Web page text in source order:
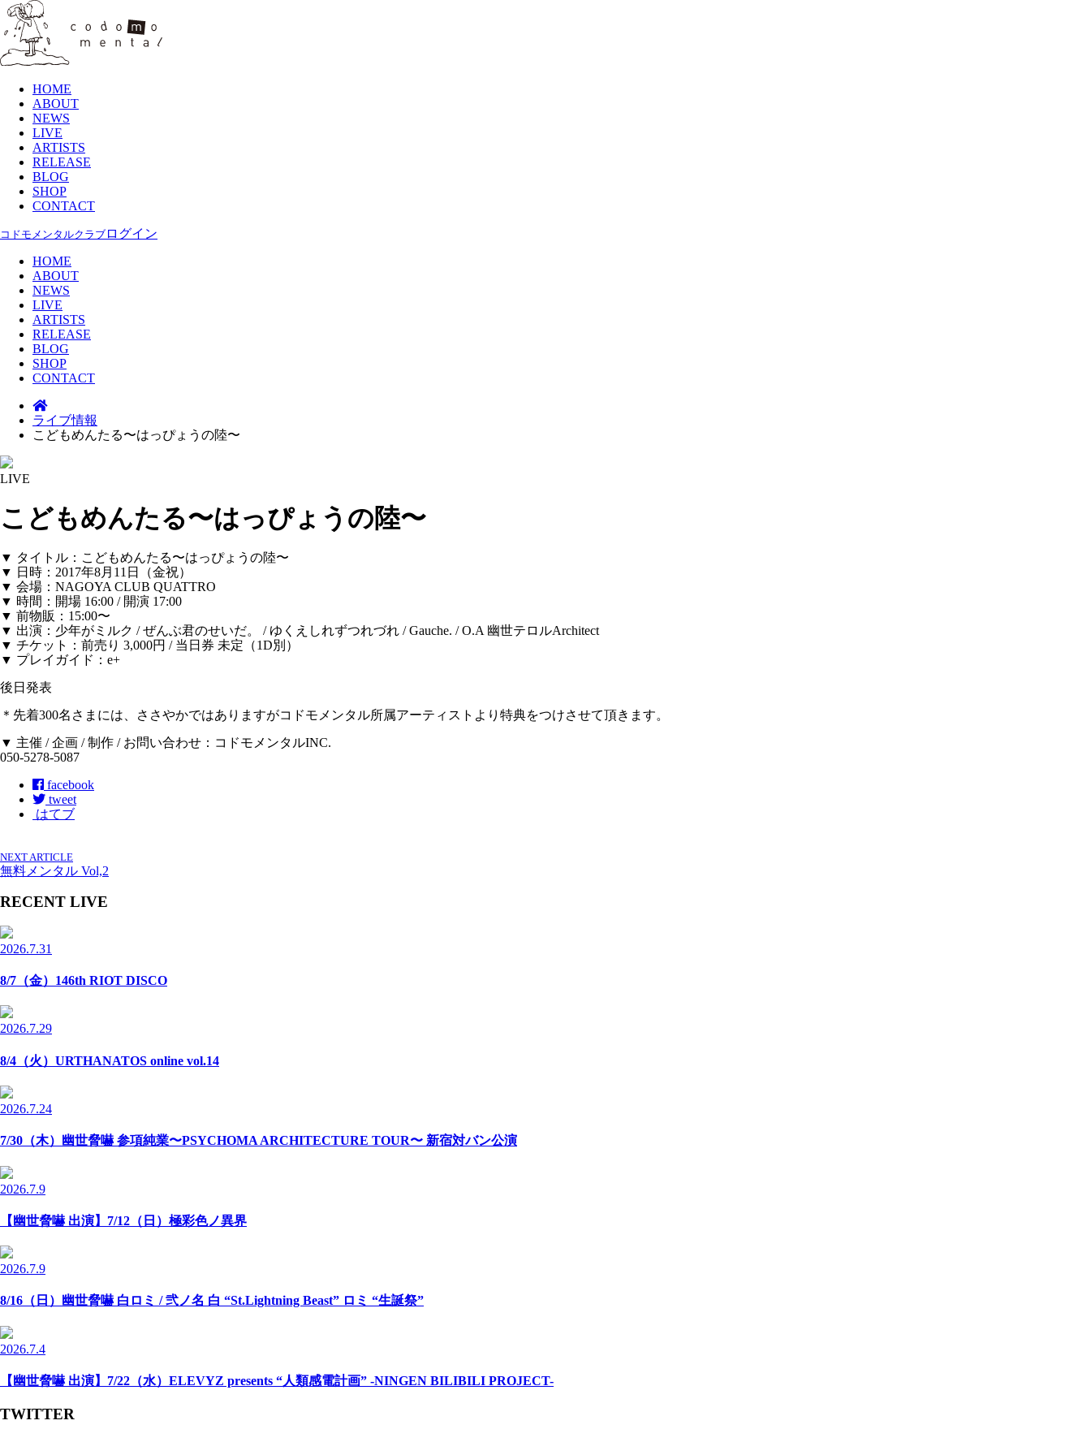
HOME
ABOUT
NEWS
LIVE
ARTISTS
RELEASE
BLOG
SHOP
CONTACT
コドモメンタルクラブ ログイン
HOME
ABOUT
NEWS
LIVE
ARTISTS
RELEASE
BLOG
SHOP
CONTACT
ライブ情報
こどもめんたる〜はっぴょうの陸〜
LIVE
こどもめんたる〜はっぴょうの陸〜
▼ タイトル：こどもめんたる〜はっぴょうの陸〜
▼ 日時：2017年8月11日（金祝）
▼ 会場：NAGOYA CLUB QUATTRO
▼ 時間：開場 16:00 / 開演 17:00
▼ 前物販：15:00〜
▼ 出演：少年がミルク / ぜんぶ君のせいだ。 / ゆくえしれずつれづれ / Gauche. / O.A 幽世テロルArchitect
▼ チケット：前売り 3,000円 / 当日券 未定（1D別）
▼ プレイガイド：e+
後日発表
＊先着300名さまには、ささやかではありますがコドモメンタル所属アーティストより特典をつけさせて頂きます。
▼ 主催 / 企画 / 制作 / お問い合わせ：コドモメンタルINC.
050-5278-5087
facebook
tweet
はてブ
NEXT ARTICLE
無料メンタル Vol,2
RECENT LIVE
2026.7.31
8/7（金）146th RIOT DISCO
2026.7.29
8/4（火）URTHANATOS online vol.14
2026.7.24
7/30（木）幽世脅嚇 参項純業〜PSYCHOMA ARCHITECTURE TOUR〜 新宿対バン公演
2026.7.9
【幽世脅嚇 出演】7/12（日）極彩色ノ異界
2026.7.9
8/16（日）幽世脅嚇 白ロミ / 弐ノ名 白 “St.Lightning Beast” ロミ “生誕祭”
2026.7.4
【幽世脅嚇 出演】7/22（水）ELEVYZ presents “人類感電計画” -NINGEN BILIBILI PROJECT-
TWITTER